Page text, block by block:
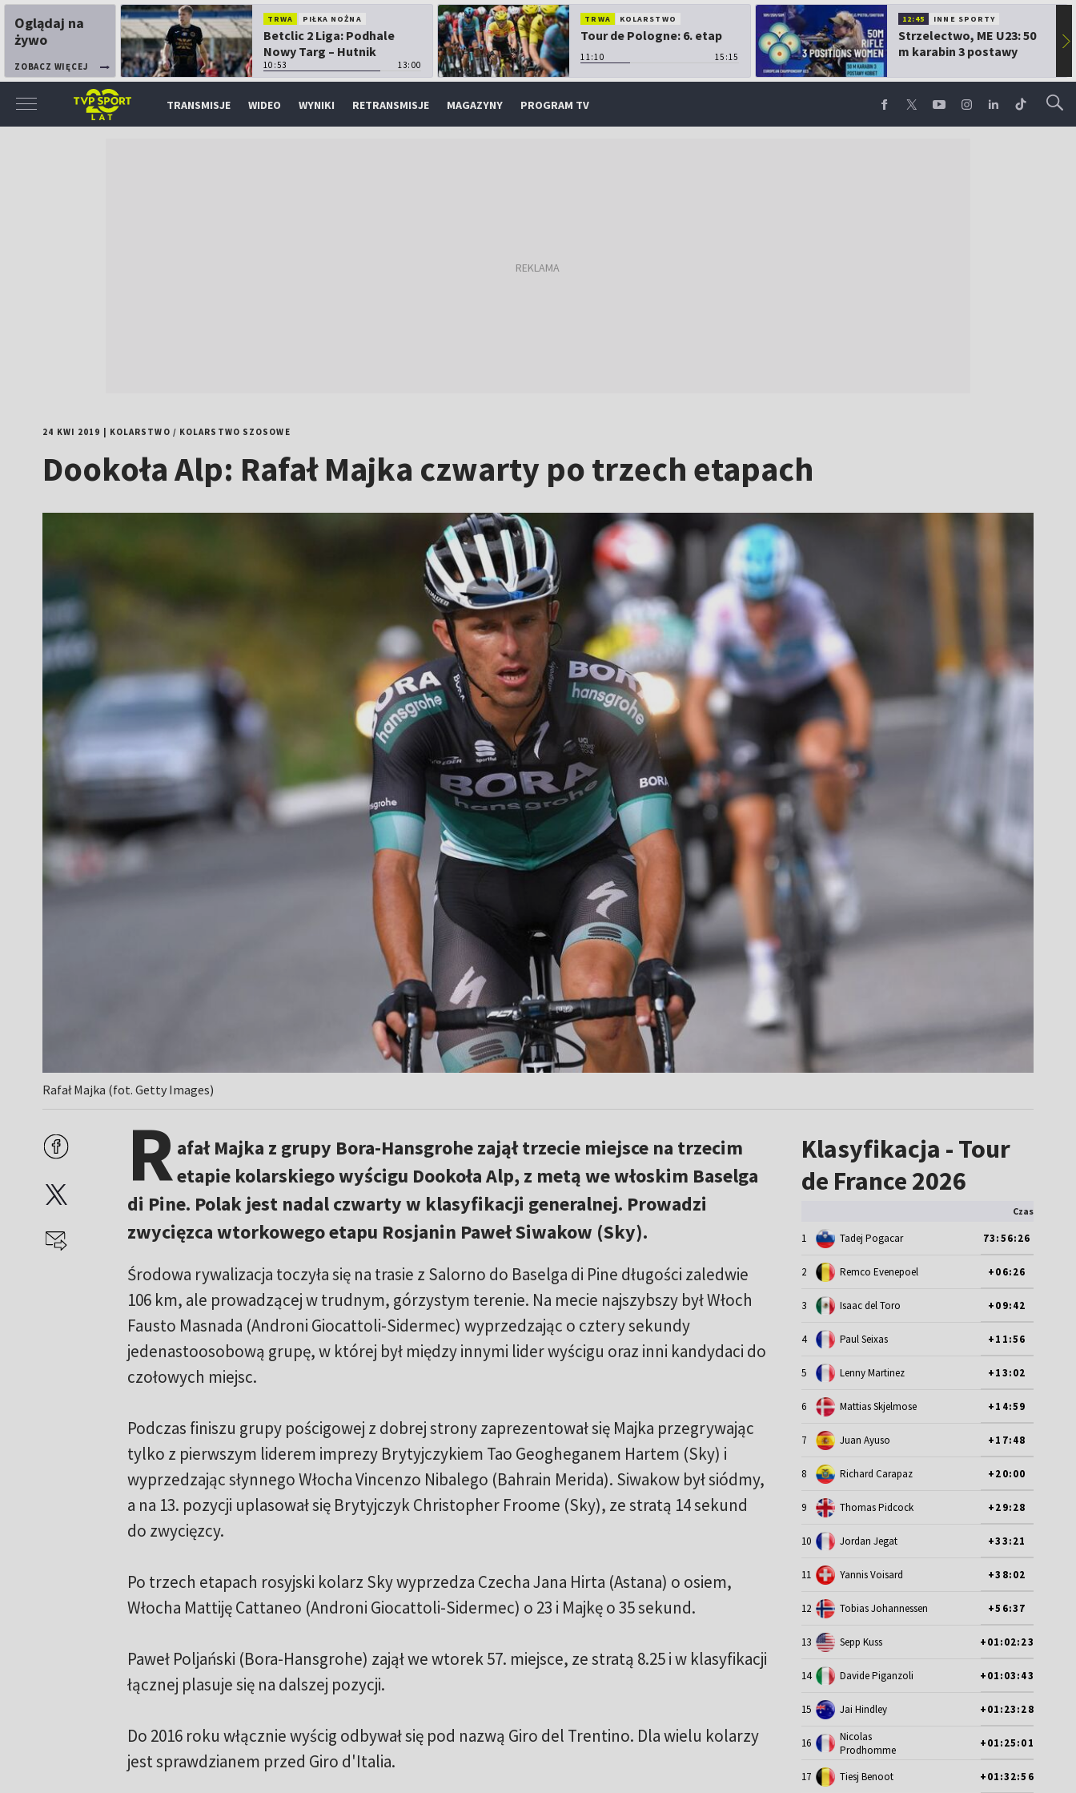
Oglądaj na
żywo
ZOBACZ WIĘCEJ
TRWA PIŁKA NOŻNA
Betclic 2 Liga: Podhale
Nowy Targ – Hutnik
Kraków
10:53 13:00
TRWA KOLARSTWO
Tour de Pologne: 6. etap
11:10 15:15
12:45 INNE SPORTY
Strzelectwo, ME U23: 50
m karabin 3 postawy
▶
TRANSMISJE WIDEO WYNIKI RETRANSMISJE MAGAZYNY PROGRAM TV
24 KWI 2019 KOLARSTWO / KOLARSTWO SZOSOWE
Dookoła Alp: Rafał Majka czwarty po trzech etapach
Rafał Majka (fot. Getty Images)
Rafał Majka z grupy Bora-Hansgrohe zajął trzecie miejsce na trzecim
etapie kolarskiego wyścigu Dookoła Alp, z metą we włoskim Baselga
di Pine. Polak jest nadal czwarty w klasyfikacji generalnej. Prowadzi
zwycięzca wtorkowego etapu Rosjanin Paweł Siwakow (Sky).
Środowa rywalizacja toczyła się na trasie z Salorno do Baselga di Pine długości zaledwie
106 km, ale prowadzącej w trudnym, górzystym terenie. Na mecie najszybszy był Włoch
Fausto Masnada (Androni Giocattoli-Sidermec) wyprzedzając o cztery sekundy
jedenastoosobową grupę, w której był między innymi lider wyścigu oraz inni kandydaci do
czołowych miejsc.
Podczas finiszu grupy pościgowej z dobrej strony zaprezentował się Majka przegrywając
tylko z pierwszym liderem imprezy Brytyjczykiem Tao Geogheganem Hartem (Sky) i
wyprzedzając słynnego Włocha Vincenzo Nibalego (Bahrain Merida). Siwakow był siódmy,
a na 13. pozycji uplasował się Brytyjczyk Christopher Froome (Sky), ze stratą 14 sekund
do zwycięzcy.
Po trzech etapach rosyjski kolarz Sky wyprzedza Czecha Jana Hirta (Astana) o osiem,
Włocha Mattiję Cattaneo (Androni Giocattoli-Sidermec) o 23 i Majkę o 35 sekund.
Paweł Poljański (Bora-Hansgrohe) zajął we wtorek 57. miejsce, ze stratą 8.25 i w klasyfikacji
łącznej plasuje się na dalszej pozycji.
Do 2016 roku włącznie wyścig odbywał się pod nazwą Giro del Trentino. Dla wielu kolarzy
jest sprawdzianem przed Giro d'Italia.
Klasyfikacja - Tour
de France 2026
Czas
1 Tadej Pogacar 73:56:26
2 Remco Evenepoel +06:26
3 Isaac del Toro +09:42
4 Paul Seixas +11:56
5 Lenny Martinez +13:02
6 Mattias Skjelmose +14:59
7 Juan Ayuso +17:48
8 Richard Carapaz +20:00
9 Thomas Pidcock +29:28
10 Jordan Jegat +33:21
11 Yannis Voisard +38:02
12 Tobias Johannessen +56:37
13 Sepp Kuss +01:02:23
14 Davide Piganzoli +01:03:43
15 Jai Hindley +01:23:28
16
Nicolas
Prodhomme
+01:25:01
17 Tiesj Benoot +01:32:56